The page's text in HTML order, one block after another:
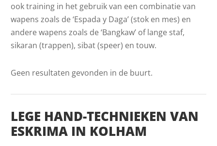
ook training in het gebruik van een combinatie van
wapens zoals de ‘Espada y Daga’ (stok en mes) en
andere wapens zoals de ‘Bangkaw’ of lange staf,
sikaran (trappen), sibat (speer) en touw.
Geen resultaten gevonden in de buurt.
LEGE HAND-TECHNIEKEN VAN
ESKRIMA IN KOLHAM